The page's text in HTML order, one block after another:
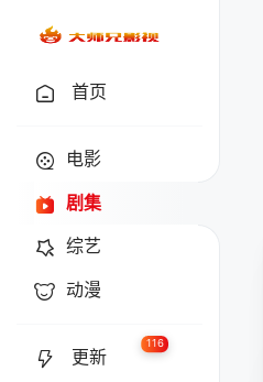
首页
电影
剧集
综艺
动漫
更新
116